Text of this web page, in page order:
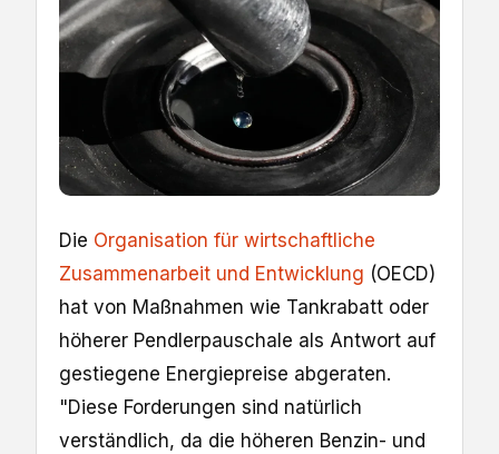
Die Organisation für wirtschaftliche
Zusammenarbeit und Entwicklung (OECD)
hat von Maßnahmen wie Tankrabatt oder
höherer Pendlerpauschale als Antwort auf
gestiegene Energiepreise abgeraten.
"Diese Forderungen sind natürlich
verständlich, da die höheren Benzin- und